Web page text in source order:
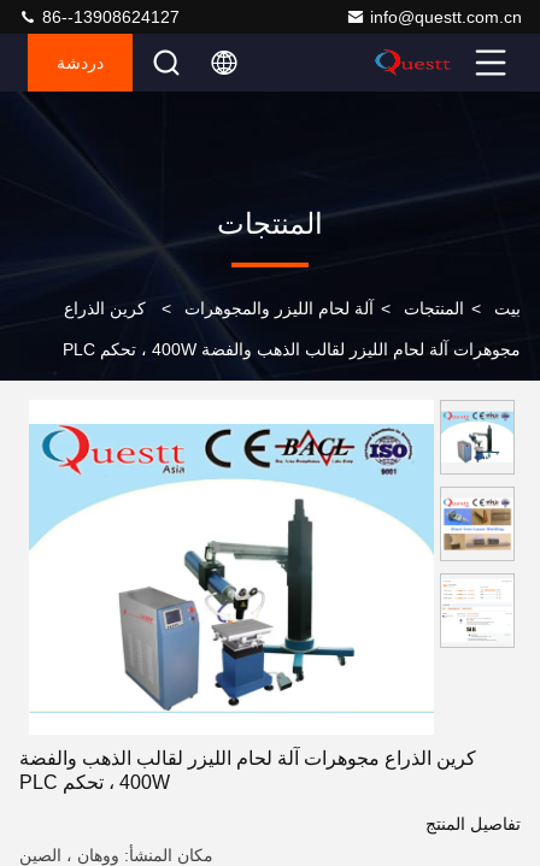
info@questt.com.cn
86--13908624127
دردشة
المنتجات
بيت > المنتجات > آلة لحام الليزر والمجوهرات > كرين الذراع
مجوهرات آلة لحام الليزر لقالب الذهب والفضة 400W ، تحكم PLC
كرين الذراع مجوهرات آلة لحام الليزر لقالب الذهب والفضة
400W ، تحكم PLC
تفاصيل المنتج
مكان المنشأ: ووهان ، الصين